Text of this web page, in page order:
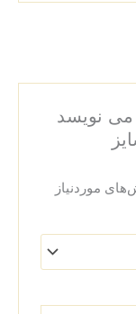
می نویسد
موردنیاز